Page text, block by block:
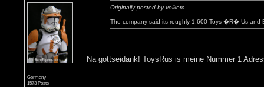
Germany
1573 Posts
Originally posted by volkerc
The company said its roughly 1,600 Toys �R� Us
Na gottseidank! ToysRus is meine Nummer 1